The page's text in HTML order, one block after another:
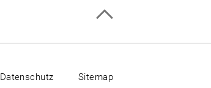
Datenschutz Sitemap